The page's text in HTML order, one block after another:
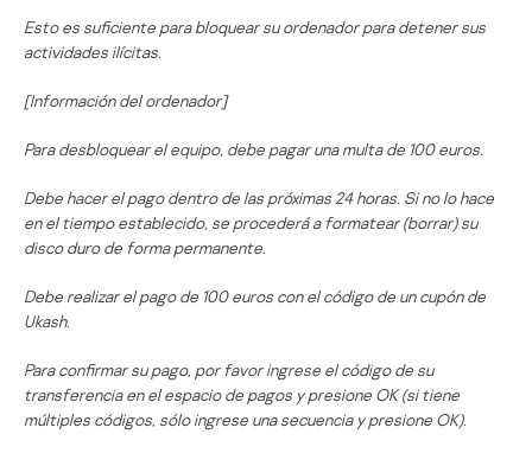
Esto es suficiente para bloquear su ordenador para detener sus
actividades ilícitas.
[Información del ordenador]
Para desbloquear el equipo, debe pagar una multa de 100 euros.
Debe hacer el pago dentro de las próximas 24 horas. Si no lo hace
en el tiempo establecido, se procederá a formatear (borrar) su
disco duro de forma permanente.
Debe realizar el pago de 100 euros con el código de un cupón de
Ukash.
Para confirmar su pago, por favor ingrese el código de su
transferencia en el espacio de pagos y presione OK (si tiene
múltiples códigos, sólo ingrese una secuencia y presione OK).